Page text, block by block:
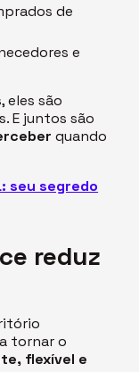
de
e
eles são
E juntos são
quando
seu segredo
reduz
tornar o
flexível e